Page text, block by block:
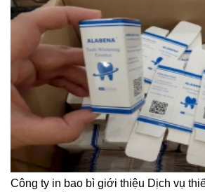
Công ty in bao bì giới thiệu Dịch vụ